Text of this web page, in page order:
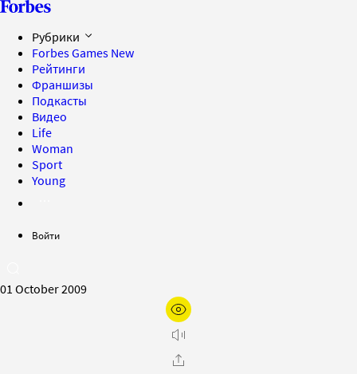
Рубрики
Forbes Games New
Рейтинги
Франшизы
Подкасты
Видео
Life
Woman
Sport
Young
Войти
01 October 2009